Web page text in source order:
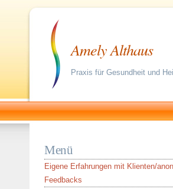
Amely Althaus
Praxis für Gesundheit und
Menü
Eigene Erfahrungen mit Klienten/
Feedbacks